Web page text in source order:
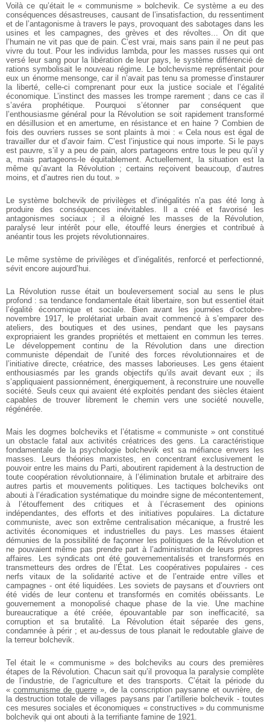
Voilà ce qu’était le « communisme » bolchevik. Ce système a eu des
conséquences désastreuses, causant de l’insatisfaction, du ressentiment
et de l’antagonisme à travers le pays, provoquant des sabotages dans les
usines et les campagnes, des grèves et des révoltes... On dit que
l’humain ne vit pas que de pain. C’est vrai, mais sans pain il ne peut pas
vivre du tout. Pour les individus lambda, pour les masses russes qui ont
versé leur sang pour la libération de leur pays, le système différencié de
rations symbolisait le nouveau régime. Le bolchevisme représentait pour
eux un énorme mensonge, car il n’avait pas tenu sa promesse d’instaurer
la liberté, celle-ci comprenant pour eux la justice sociale et l’égalité
économique. L’instinct des masses les trompe rarement ; dans ce cas il
s’avéra prophétique. Pourquoi s’étonner par conséquent que
l’enthousiasme général pour la Révolution se soit rapidement transformé
en désillusion et en amertume, en résistance et en haine ? Combien de
fois des ouvriers russes se sont plaints à moi : « Cela nous est égal de
travailler dur et d’avoir faim. C’est l’injustice qui nous importe. Si le pays
est pauvre, s’il y a peu de pain, alors partageons entre tous le peu qu’il y
a, mais partageons-le équitablement. Actuellement, la situation est la
même qu’avant la Révolution ; certains reçoivent beaucoup, d’autres
moins, et d’autres rien du tout. »
Le système bolchevik de privilèges et d’inégalités n’a pas été long à
produire des conséquences inévitables. Il a créé et favorisé les
antagonismes sociaux ; il a éloigné les masses de la Révolution,
paralysé leur intérêt pour elle, étouffé leurs énergies et contribué à
anéantir tous les projets révolutionnaires.
Le même système de privilèges et d’inégalités, renforcé et perfectionné,
sévit encore aujourd’hui.
La Révolution russe était un bouleversement social au sens le plus
profond : sa tendance fondamentale était libertaire, son but essentiel était
l’égalité économique et sociale. Bien avant les journées d’octobre-
novembre 1917, le prolétariat urbain avait commencé à s’emparer des
ateliers, des boutiques et des usines, pendant que les paysans
expropriaient les grandes propriétés et mettaient en commun les terres.
Le développement continu de la Révolution dans une direction
communiste dépendait de l’unité des forces révolutionnaires et de
l’initiative directe, créatrice, des masses laborieuses. Les gens étaient
enthousiasmés par les grands objectifs qu’ils avait devant eux ; ils
s’appliquaient passionnément, énergiquement, à reconstruire une nouvelle
société. Seuls ceux qui avaient été exploités pendant des siècles étaient
capables de trouver librement le chemin vers une société nouvelle,
régénérée.
Mais les dogmes bolcheviks et l’étatisme « communiste » ont constitué
un obstacle fatal aux activités créatrices des gens. La caractéristique
fondamentale de la psychologie bolchevik est sa méfiance envers les
masses. Leurs théories marxistes, en concentrant exclusivement le
pouvoir entre les mains du Parti, aboutirent rapidement à la destruction de
toute coopération révolutionnaire, à l’élimination brutale et arbitraire des
autres partis et mouvements politiques. Les tactiques bolcheviks ont
abouti à l’éradication systématique du moindre signe de mécontentement,
à l’étouffement des critiques et à l’écrasement des opinions
indépendantes, des efforts et des initiatives populaires. La dictature
communiste, avec son extrême centralisation mécanique, a frustré les
activités économiques et industrielles du pays. Les masses étaient
démunies de la possibilité de façonner les politiques de la Révolution et
ne pouvaient même pas prendre part à l’administration de leurs propres
affaires. Les syndicats ont été gouvernementalisés et transformés en
transmetteurs des ordres de l’État. Les coopératives populaires - ces
nerfs vitaux de la solidarité active et de l’entraide entre villes et
campagnes - ont été liquidées. Les soviets de paysans et d’ouvriers ont
été vidés de leur contenu et transformés en comités obéissants. Le
gouvernement a monopolisé chaque phase de la vie. Une machine
bureaucratique a été créée, épouvantable par son inefficacité, sa
corruption et sa brutalité. La Révolution était séparée des gens,
condamnée à périr ; et au-dessus de tous planait le redoutable glaive de
la terreur bolchevik.
Tel était le « communisme » des bolcheviks au cours des premières
étapes de la Révolution. Chacun sait qu’il provoqua la paralysie complète
de l’industrie, de l’agriculture et des transports. C’était la période du
«communisme de guerre», de la conscription paysanne et ouvrière, de
la destruction totale de villages paysans par l’artillerie bolchevik - toutes
ces mesures sociales et économiques « constructives » du communisme
bolchevik qui ont abouti à la terrifiante famine de 1921.